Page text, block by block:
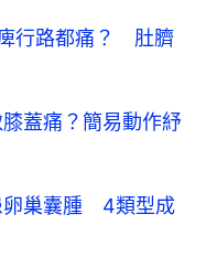
痺行路都痛？ 肚臍
蓋痛？簡易動作紓
卵巢囊腫 4類型成